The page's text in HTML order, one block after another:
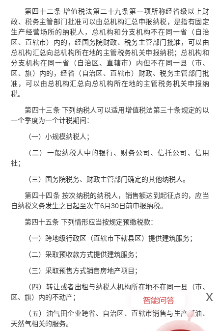
第四十二条 增值税法第二十九条第一项所称经省级以上财
政、税务主管部门批准可以由总机构汇总申报纳税，是指有固定
生产经营场所的纳税人，总机构和分支机构不在同一省（自治
区、直辖市）内的，经国务院财政、税务主管部门批准，可以由
总机构汇总向总机构所在地的主管税务机关申报纳税；总机构和
分支机构在同一省（自治区、直辖市）内但不在同一县（市、
区、旗）内的，经省（自治区、直辖市）财政、税务主管部门批
准，可以由总机构汇总向总机构所在地的主管税务机关申报纳
税。
第四十三条 下列纳税人可以适用增值税法第三十条规定的以
一个季度为一个计税期间：
（一）小规模纳税人；
（二）一般纳税人中的银行、财务公司、信托公司、信用
社；
（三）国务院税务、财政主管部门确定的其他纳税人。
第四十四条 按次纳税的纳税人，销售额达到起征点的，应当
自纳税义务发生之日起至次年6月30日前申报纳税。
第四十五条 下列情形应当按规定预缴税款：
（一）跨地级行政区（直辖市下辖县区）提供建筑服务；
（二）采取预收款方式提供建筑服务；
（三）采取预售方式销售房地产项目；
（四）转让或者出租与纳税人机构所在地不在同一县（市、
区、旗）内的不动产；
（五）油气田企业跨省、自治区、直辖市销售与生产原油、
天然气相关的服务。
x